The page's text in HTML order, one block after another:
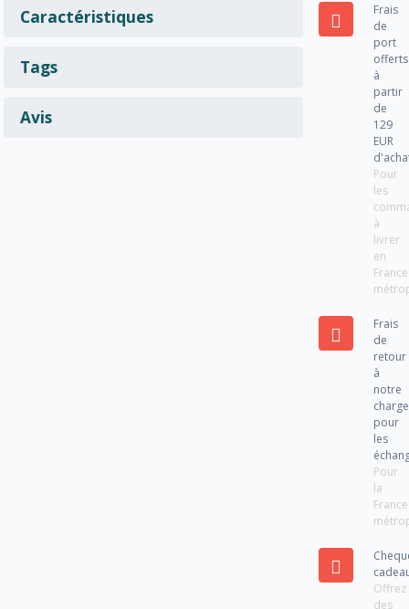
Caractéristiques
Tags
Avis
Frais
de
port
offerts
à
partir
de
129
EUR
Pour
les
à
livrer
en
France
Frais
de
retour
à
notre
charge
pour
les
Pour
la
France
Offrez
des